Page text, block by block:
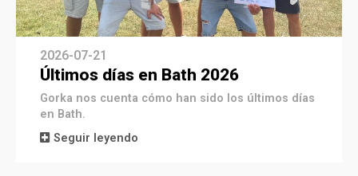
2026-07-21
Últimos días en Bath 2026
Gorka nos cuenta cómo han sido los últimos días
en Bath.
Seguir leyendo